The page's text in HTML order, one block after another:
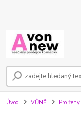
Úvod VŮNĚ Pro ženy